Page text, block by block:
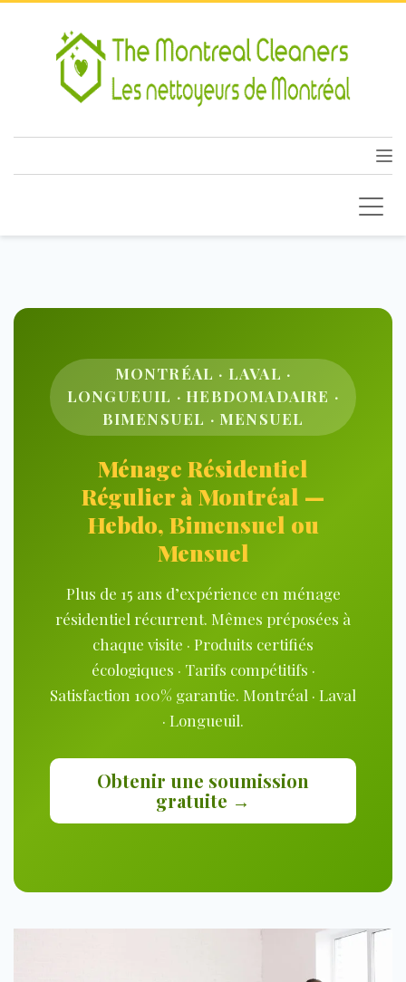
MONTRÉAL · LAVAL ·
LONGUEUIL · HEBDOMADAIRE ·
BIMENSUEL · MENSUEL
Ménage Résidentiel
Régulier à Montréal —
Hebdo, Bimensuel ou
Mensuel
Plus de 15 ans d’expérience en ménage
résidentiel récurrent. Mêmes préposées à
chaque visite · Produits certifiés
écologiques · Tarifs compétitifs ·
Satisfaction 100% garantie. Montréal · Laval
· Longueuil.
Obtenir une soumission
gratuite →